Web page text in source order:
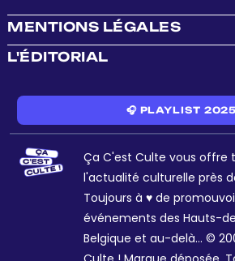
MENTIONS LÉGALES
L'ÉDITORIAL
🎧 PLAYLIST 2025
Ça C'est Culte vous offre
l'actualité culturelle près
Toujours à ♥ de
événements des Hauts-
Belgique et au-delà... ©